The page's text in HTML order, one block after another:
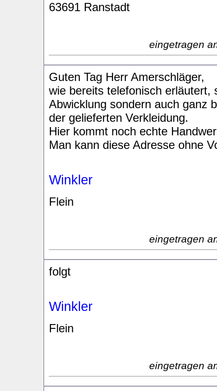
63691 Ranstadt
eingetragen
Guten Tag Herr Amerschläger,
wie bereits telefonisch
Abwicklung sondern auch ganz
der gelieferten Verkleidung.
Hier kommt noch echte
Man kann diese Adresse ohne
Winkler
Flein
eingetragen
folgt
Winkler
Flein
eingetragen